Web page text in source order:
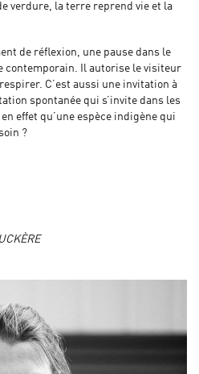
verdure, la terre reprend vie et la
de réflexion, une pause dans le
contemporain. Il autorise le visiteur
C’est aussi une invitation à
spontanée qui s’invite dans les
effet qu’une espèce indigène qui
?